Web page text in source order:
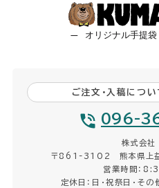
ご注文・入稿につ
096-
株式会
〒861-3102 熊本県上益
営業時間：
定休日：日・祝祭日・そ